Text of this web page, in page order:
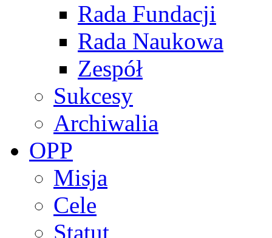
Rada Fundacji
Rada Naukowa
Zespół
Sukcesy
Archiwalia
OPP
Misja
Cele
Statut